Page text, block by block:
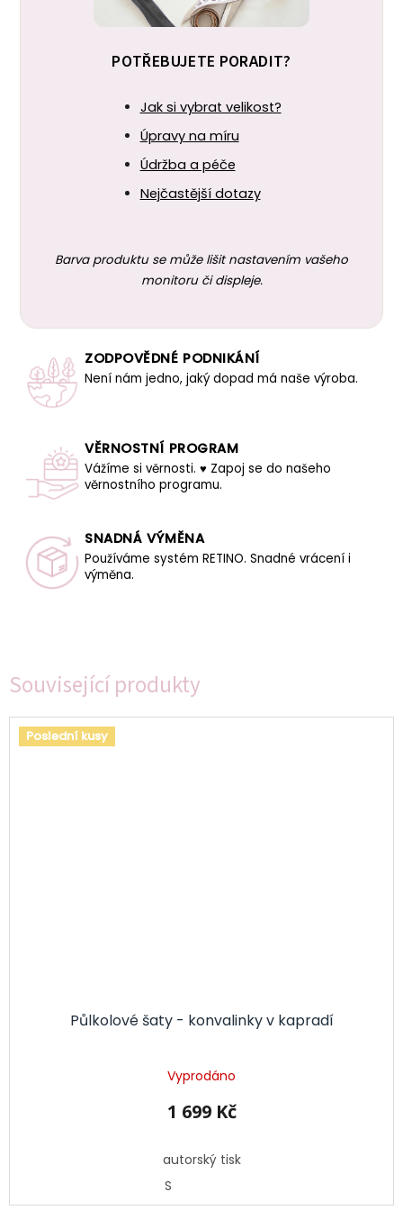
Související produkty
Poslední kusy
Půlkolové šaty - konvalinky v kapradí
Vyprodáno
1 699 Kč
autorský tisk
S
POTŘEBUJETE PORADIT?
Jak si vybrat velikost?
Úpravy na míru
Údržba a péče
Nejčastější dotazy
Barva produktu se může lišit nastavením vašeho
monitoru či displeje.
ZODPOVĚDNÉ PODNIKÁNÍ
Není nám jedno, jaký dopad má naše výroba.
VĚRNOSTNÍ PROGRAM
Vážíme si věrnosti. ♥ Zapoj se do našeho
věrnostního programu.
SNADNÁ VÝMĚNA
Používáme systém RETINO. Snadné vrácení i
výměna.